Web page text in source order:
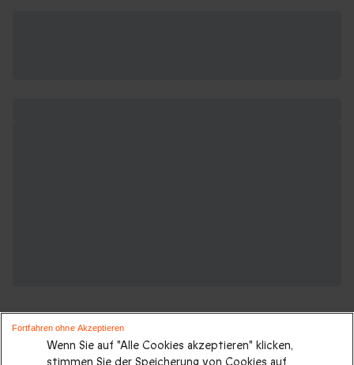
Wenn Sie auf "Alle Cookies akzeptieren" klicken,
Fortfahren ohne Akzeptieren